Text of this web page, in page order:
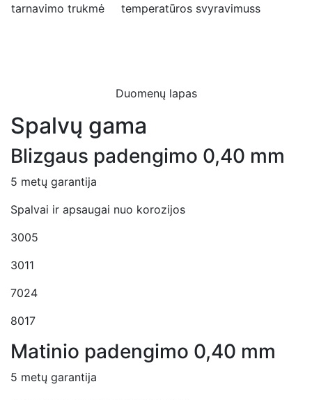
tarnavimo trukmė
temperatūros svyravimuss
Duomenų lapas
Spalvų gama
Blizgaus padengimo 0,40 mm
5 metų garantija
Spalvai ir apsaugai nuo korozijos
3005
3011
7024
8017
Matinio padengimo 0,40 mm
5 metų garantija